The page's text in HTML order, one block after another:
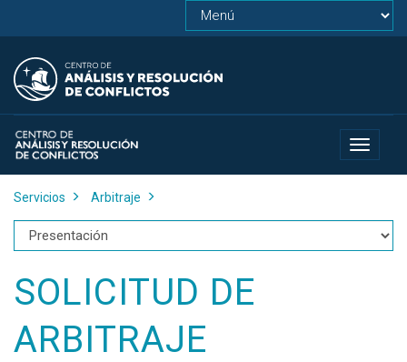
Toggle
Servicios Arbitraje
SOLICITUD DE
ARBITRAJE